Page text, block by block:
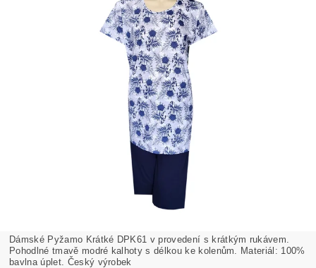
Dámské Pyžamo Krátké DPK61 v provedení s krátkým rukávem.
Pohodlné tmavě modré kalhoty s délkou ke kolenům. Materiál: 100%
bavlna úplet. Český výrobek